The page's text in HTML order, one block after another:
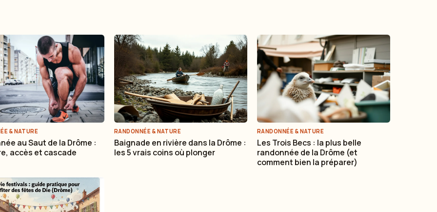
& NATURE
au Saut de la Drôme :
accès et cascade
RANDONNÉE & NATURE
Baignade en rivière dans la Drôme :
les 5 vrais coins où plonger
RANDONNÉE & NATURE
Les Trois Becs : la plus belle
randonnée de la Drôme (et
comment bien la préparer)